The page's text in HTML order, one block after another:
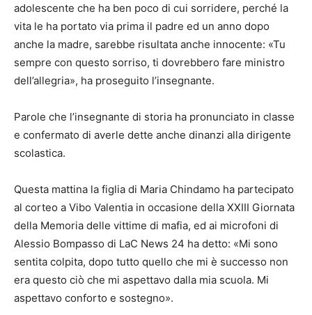
adolescente che ha ben poco di cui sorridere, perché la
vita le ha portato via prima il padre ed un anno dopo
anche la madre, sarebbe risultata anche innocente: «Tu
sempre con questo sorriso, ti dovrebbero fare ministro
dell’allegria», ha proseguito l’insegnante.
Parole che l’insegnante di storia ha pronunciato in classe
e confermato di averle dette anche dinanzi alla dirigente
scolastica.
Questa mattina la figlia di Maria Chindamo ha partecipato
al corteo a Vibo Valentia in occasione della XXIII Giornata
della Memoria delle vittime di mafia, ed ai microfoni di
Alessio Bompasso di LaC News 24 ha detto: «Mi sono
sentita colpita, dopo tutto quello che mi è successo non
era questo ciò che mi aspettavo dalla mia scuola. Mi
aspettavo conforto e sostegno».